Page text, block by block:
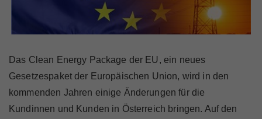
Das Clean Energy Package der EU, ein neues
Gesetzespaket der Europäischen Union, wird in den
kommenden Jahren einige Änderungen für die
Kundinnen und Kunden in Österreich bringen. Auf den